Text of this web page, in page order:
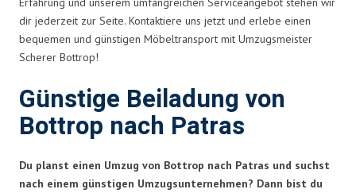
dir jederzeit zur Seite. Kontaktiere uns jetzt und erlebe einen
bequemen und günstigen Möbeltransport mit Umzugsmeister
Scherer Bottrop!
Günstige Beiladung von
Bottrop nach Patras
Du planst einen Umzug von Bottrop nach Patras und suchst
nach einem günstigen Umzugsunternehmen? Dann bist du